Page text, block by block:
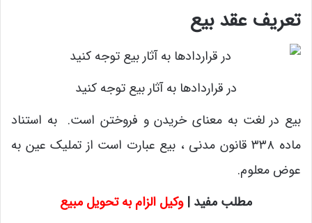
تعریف عقد بیع
در قراردادها به آثار بیع توجه کنید
بیع در لغت به معنای خریدن و فروختن است. به استناد
ماده ۳۳۸ قانون مدنی ، بیع عبارت است از تملیک عین به
عوض معلوم.
مطلب مفید |وکیل الزام به تحویل مبیع